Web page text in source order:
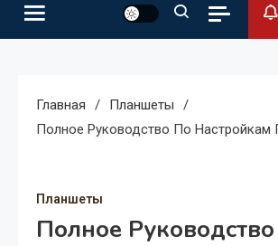
Главная
Планшеты
Полное Руководство По Настройкам
Планшеты
Полное